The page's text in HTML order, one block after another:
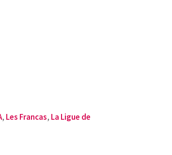
, Les Francas, La Ligue de